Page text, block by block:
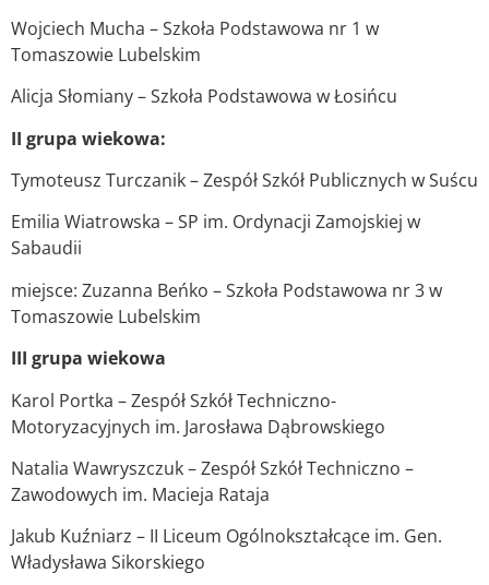
Wojciech Mucha – Szkoła Podstawowa nr 1 w
Tomaszowie Lubelskim
Alicja Słomiany – Szkoła Podstawowa w Łosińcu
II grupa wiekowa:
Tymoteusz Turczanik – Zespół Szkół Publicznych w Suścu
Emilia Wiatrowska – SP im. Ordynacji Zamojskiej w
Sabaudii
miejsce: Zuzanna Beńko – Szkoła Podstawowa nr 3 w
Tomaszowie Lubelskim
III grupa wiekowa
Karol Portka – Zespół Szkół Techniczno-
Motoryzacyjnych im. Jarosława Dąbrowskiego
Natalia Wawryszczuk – Zespół Szkół Techniczno –
Zawodowych im. Macieja Rataja
Jakub Kuźniarz – II Liceum Ogólnokształcące im. Gen.
Władysława Sikorskiego